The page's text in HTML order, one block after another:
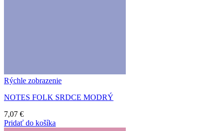
Rýchle zobrazenie
NOTES FOLK SRDCE MODRÝ
7,07 €
Pridať do košíka